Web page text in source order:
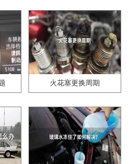
火花塞更换周期